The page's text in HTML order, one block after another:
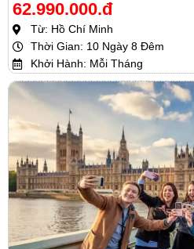
62.990.000.đ
Từ: Hồ Chí Minh
Thời Gian: 10 Ngày 8 Đêm
Khởi Hành: Mỗi Tháng